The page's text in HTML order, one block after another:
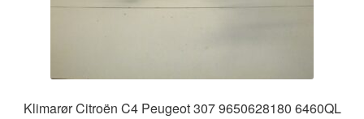
Klimarør Citroën C4 Peugeot 307 9650628180 6460QL